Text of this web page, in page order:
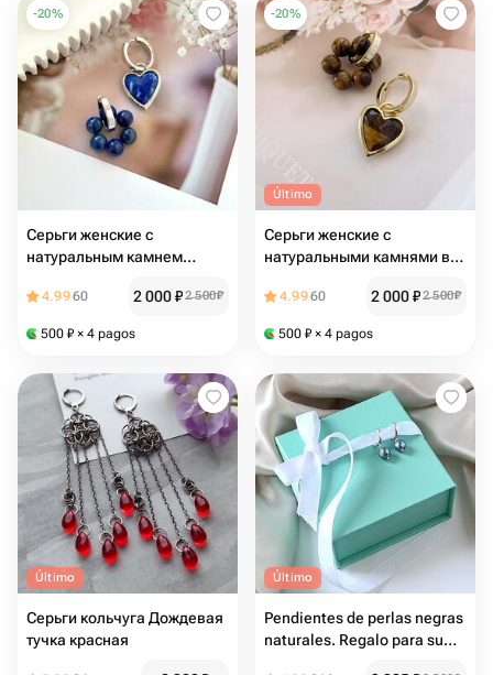
-20%
Серьги женские с
натуральным камнем
марта
4.9960 2 000₽2 500₽
500 ₽ × 4 pagos
-20%
Último
Серьги женские с
натуральными камнями в
4.9960 2 000₽2 500₽
500 ₽ × 4 pagos
Último
Серьги кольчуга Дождевая
тучка красная
Último
Pendientes de perlas negras
naturales. Regalo para su